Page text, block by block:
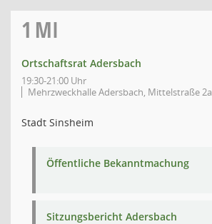
1 MI
Ortschaftsrat Adersbach
19:30-21:00 Uhr
Mehrzweckhalle Adersbach, Mittelstraße 2a
Stadt Sinsheim
Öffentliche Bekanntmachung
Sitzungsbericht Adersbach